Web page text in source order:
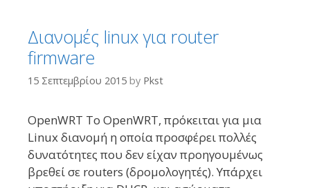
Διανομές linux για router
firmware
15 Σεπτεμβρίου 2015 by Pkst
OpenWRT Το OpenWRT, πρόκειται για μια
Linux διανομή η οποία προσφέρει πολλές
δυνατότητες που δεν είχαν προηγουμένως
βρεθεί σε routers (δρομολογητές). Υπάρχει